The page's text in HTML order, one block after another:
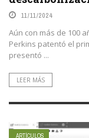
11/11/2024
Aún con más de 100
Perkins patentó el
presentó ...
LEER MÁS
ARTÍCULOS